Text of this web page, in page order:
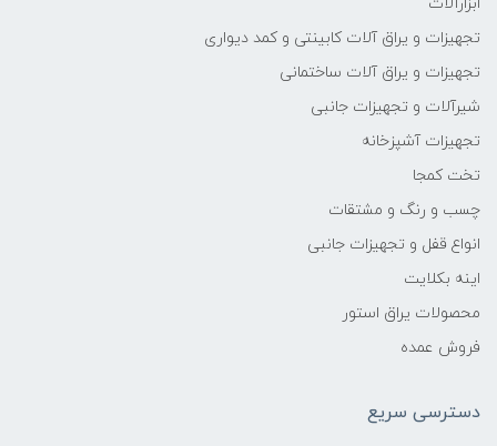
تجهیزات و یراق آلات کابینتی و کمد دیواری
تجهیزات و یراق آلات ساختمانی
شیرآلات و تجهیزات جانبی
تجهیزات آشپزخانه
تخت کمجا
چسب و رنگ و مشتقات
انواع قفل و تجهیزات جانبی
اینه بکلایت
محصولات یراق استور
فروش عمده
دسترسی سریع